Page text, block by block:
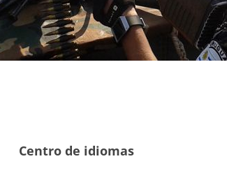
OFICIALES DE POLICÍA
CONTINGENTES
Centro de idiomas